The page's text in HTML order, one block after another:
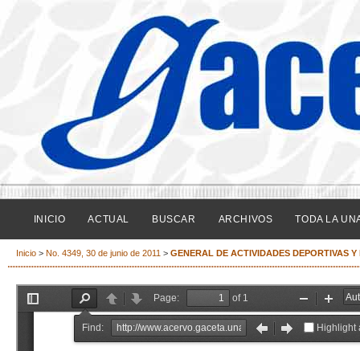
INICIO ACTUAL BUSCAR ARCHIVOS TODA LA
Inicio > No. 4349, 30 de junio de 2011 > GENERAL DE ACTIVIDADES DEPORTIVAS Y